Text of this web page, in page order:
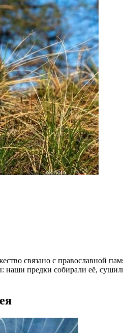
связано с православной
предки собирали её,